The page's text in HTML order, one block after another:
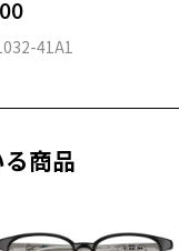
の重さ
ットレンズ）へ無
けます（無料）。
いください。
41A1
商品